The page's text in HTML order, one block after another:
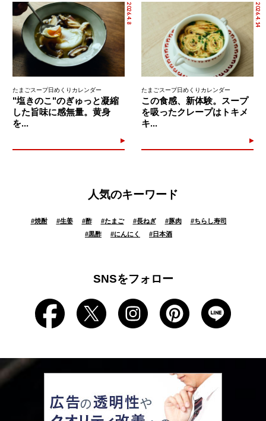
2026.4.8
たまごスープ日めくりカレンダー
"塩きのこ"のぎゅっと凝縮
した旨味に感無量。黄身
を...
2026.4.14
たまごスープ日めくりカレンダー
この食感、新体験。スープ
を吸ったクレープはトキメ
キ...
人気のキーワード
#焼酎 #生姜 #酢 #たまご #長ねぎ #豚肉 #ちらし寿司
#黒酢 #にんにく #日本酒
SNSをフォロー